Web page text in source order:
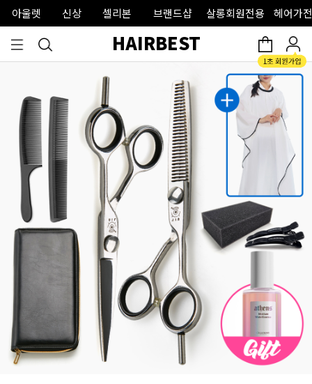
아울렛 신상 셀리본 브랜드샵 살롱회원전용 헤어가
HAIRBEST